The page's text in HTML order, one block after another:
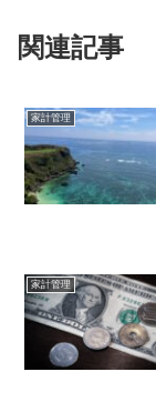
関連記事
家計管理
家計管理